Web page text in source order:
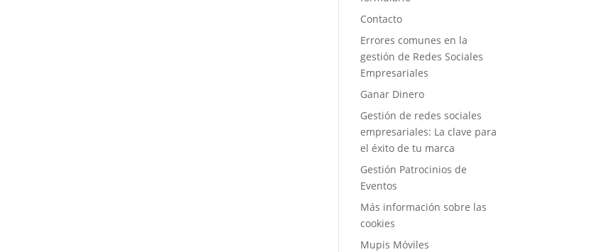
Contacto
Errores comunes en la
gestión de Redes Sociales
Empresariales
Ganar Dinero
Gestión de redes sociales
empresariales: La clave para
el éxito de tu marca
Gestión Patrocinios de
Eventos
Más información sobre las
cookies
Mupis Móviles